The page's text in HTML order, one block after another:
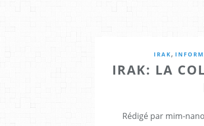
IRAK ,
IRAK: LA
Rédigé par mim-